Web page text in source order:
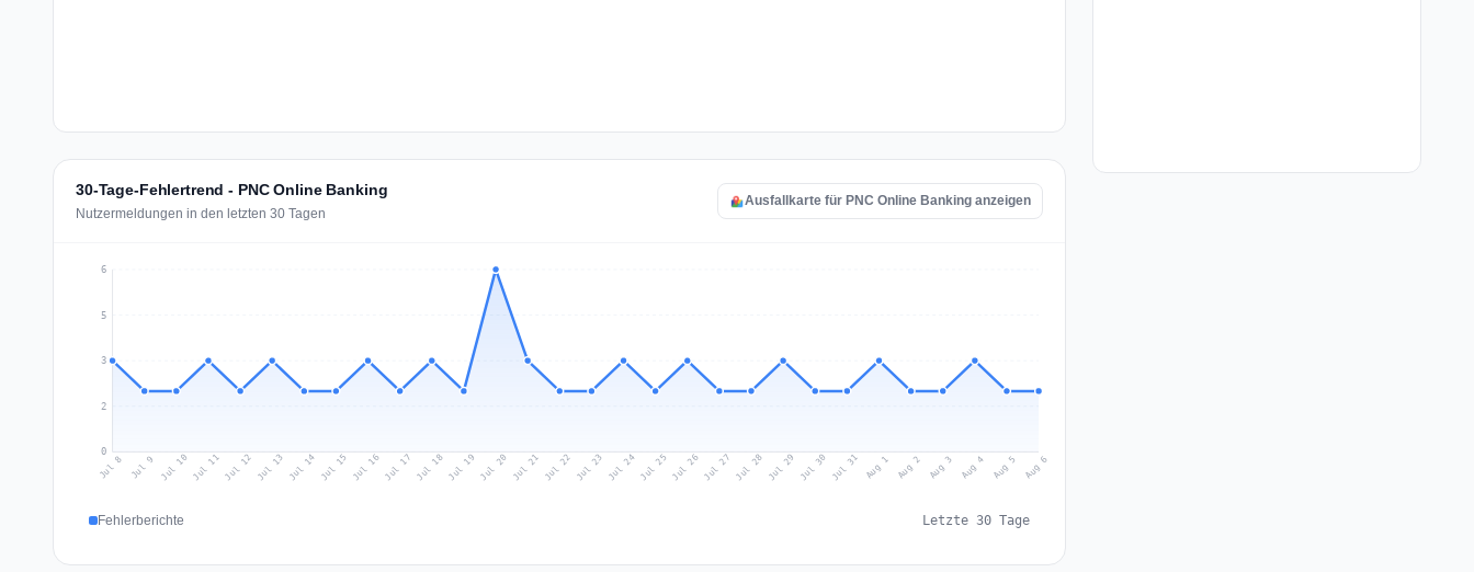
30-Tage-Fehlertrend - PNC Online Banking
Nutzermeldungen in den letzten 30 Tagen
Ausfallkarte für PNC Online Banking anzeigen
0
2
3
5
6
Jul 8 Jul 9 Jul 10 Jul 11Jul 12 Jul 13 Jul 14 Jul 15 Jul 16Jul 17 Jul 18Jul 19 Jul 20 Jul 21 Jul 22 Jul 23 Jul 24Jul 25 Jul 26Jul 27 Jul 28 Jul 29 Jul 30 Jul 31 Aug 1 Aug 2 Aug 3 Aug 4 Aug 5 Aug 6
Fehlerberichte Letzte 30 Tage